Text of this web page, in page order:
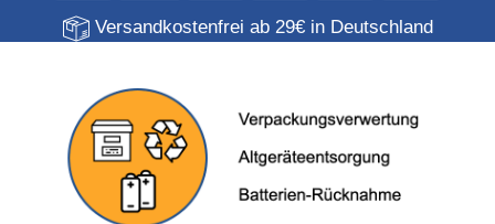
Versandkostenfrei ab 29€ in Deutschland